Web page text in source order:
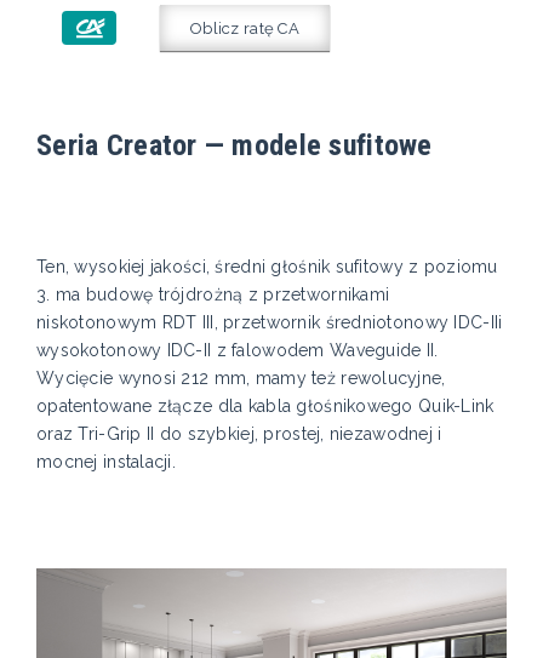
Oblicz ratę CA
Seria Creator — modele sufitowe
Ten, wysokiej jakości, średni głośnik sufitowy z poziomu
3. ma budowę trójdrożną z przetwornikami
niskotonowym RDT III, przetwornik średniotonowy IDC-IIi
wysokotonowy IDC-II z falowodem Waveguide II.
Wycięcie wynosi 212 mm, mamy też rewolucyjne,
opatentowane złącze dla kabla głośnikowego Quik-Link
oraz Tri-Grip II do szybkiej, prostej, niezawodnej i
mocnej instalacji.